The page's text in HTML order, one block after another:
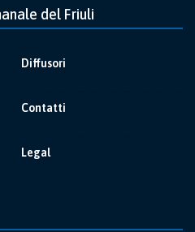
del Friuli
Diffusori
Contatti
Legal